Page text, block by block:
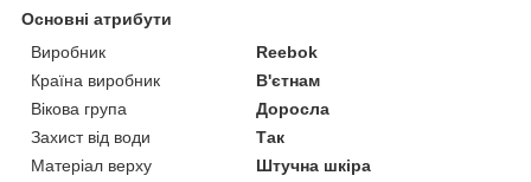
Основні атрибути
Виробник
Reebok
Країна виробник
В'єтнам
Вікова група
Доросла
Захист від води
Так
Матеріал верху
Штучна шкіра